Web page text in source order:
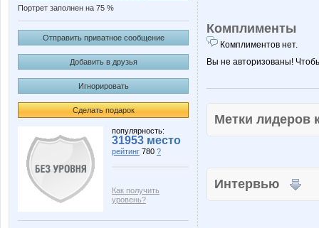
Портрет заполнен на 75 %
Отправить приватное сообщение
Добавить в друзья
Игнорировать
Сделать подарок
популярность:
31953 место
рейтинг 780 ?
Как получить
уровень?
Комплименты
Комплиментов нет.
Вы не авторизованы!
Метки
Интервью